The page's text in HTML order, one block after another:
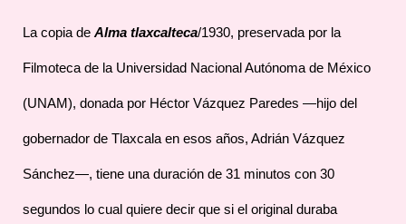
La copia de Alma tlaxcalteca/1930, preservada por la
Filmoteca de la Universidad Nacional Autónoma de México
(UNAM), donada por Héctor Vázquez Paredes —hijo del
gobernador de Tlaxcala en esos años, Adrián Vázquez
Sánchez—, tiene una duración de 31 minutos con 30
segundos lo cual quiere decir que si el original duraba